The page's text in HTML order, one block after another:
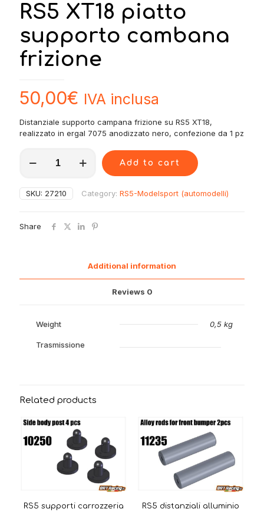
RS5 XT18 piatto
supporto cambana
frizione
50,00€ IVA inclusa
Distanziale supporto campana frizione su RS5 XT18,
realizzato in ergal 7075 anodizzato nero, confezione da 1 pz
XT18
supporto
cambana
Add to cart
SKU: 27210 Category: RS5-Modelsport (automodelli)
Share
Additional information
Reviews 0
Weight 0,5 kg
Trasmissione
Related products
RS5 supporti carrozzeria
RS5 distanziali alluminio